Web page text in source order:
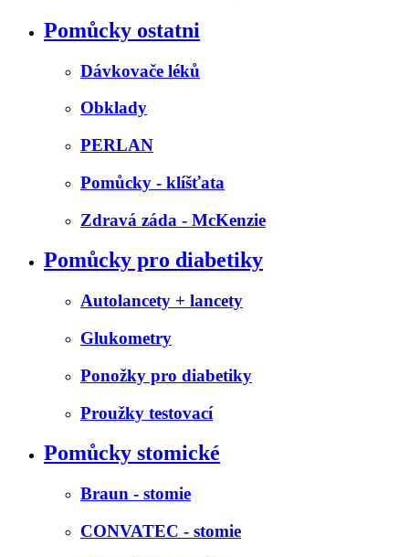
Pomůcky ostatni
Dávkovače léků
Obklady
PERLAN
Pomůcky - klíšťata
Zdravá záda - McKenzie
Pomůcky pro diabetiky
Autolancety + lancety
Glukometry
Ponožky pro diabetiky
Proužky testovací
Pomůcky stomické
Braun - stomie
CONVATEC - stomie